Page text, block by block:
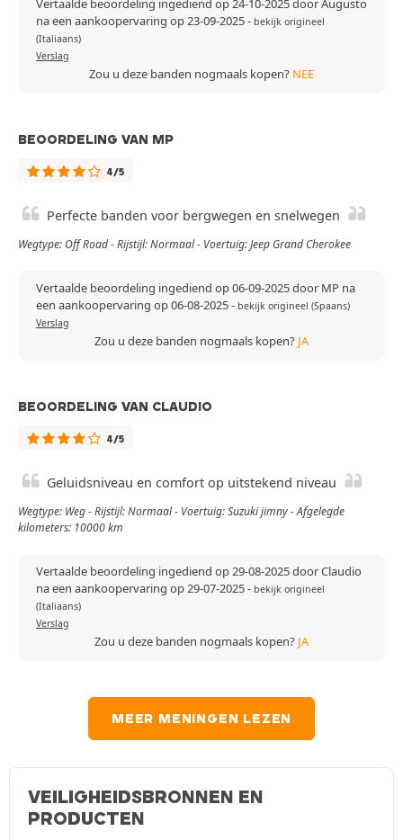
Vertaalde beoordeling ingediend op 24-10-2025 door Augusto
na een aankoopervaring op 23-09-2025- bekijk origineel
(Italiaans)
Verslag
Zou u deze banden nogmaals kopen? NEE
BEOORDELING VAN MP
4/5
Perfecte banden voor bergwegen en snelwegen
Wegtype: Off Road - Rijstijl: Normaal - Voertuig: Jeep Grand Cherokee
Vertaalde beoordeling ingediend op 06-09-2025 door MP na
een aankoopervaring op 06-08-2025- bekijk origineel (Spaans)
Verslag
Zou u deze banden nogmaals kopen? JA
BEOORDELING VAN CLAUDIO
4/5
Geluidsniveau en comfort op uitstekend niveau
Wegtype: Weg - Rijstijl: Normaal - Voertuig: Suzuki jimny - Afgelegde
kilometers: 10000 km
Vertaalde beoordeling ingediend op 29-08-2025 door Claudio
na een aankoopervaring op 29-07-2025- bekijk origineel
(Italiaans)
Verslag
Zou u deze banden nogmaals kopen? JA
MEER MENINGEN LEZEN
VEILIGHEIDSBRONNEN EN
PRODUCTEN